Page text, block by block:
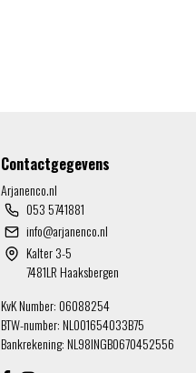
Contactgegevens
Arjanenco.nl
053 5741881
info@arjanenco.nl
Kalter 3-5
7481LR Haaksbergen
KvK Number: 06088254
BTW-number: NL001654033B75
Bankrekening: NL98INGB0670452556